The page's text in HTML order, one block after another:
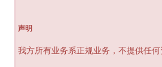
声明
我方所有业务系正规业务，不提供任